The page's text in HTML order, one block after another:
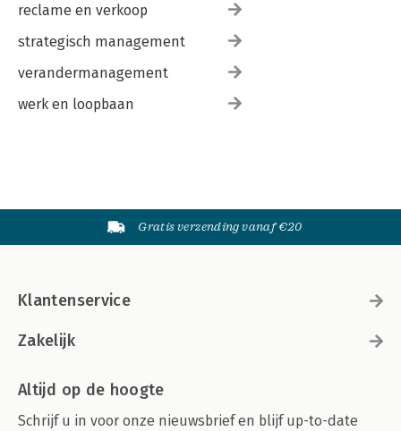
reclame en verkoop
strategisch management
verandermanagement
werk en loopbaan
Gratis verzending vanaf €20
Klantenservice
Zakelijk
Altijd op de hoogte
Schrijf u in voor onze nieuwsbrief en blijf up-to-date